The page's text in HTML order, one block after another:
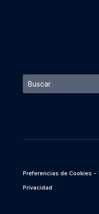
Preferencias de Cookies -
Privacidad